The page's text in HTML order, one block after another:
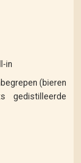
in
(bieren
gedistilleerde